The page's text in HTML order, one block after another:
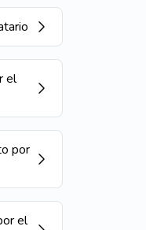
el
por
el